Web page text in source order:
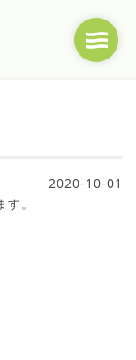
2020-10-01
。